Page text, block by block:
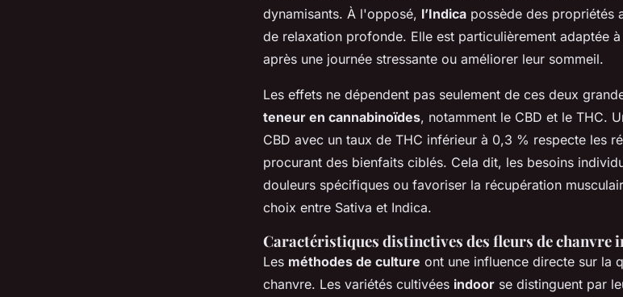
dynamisants. À l'opposé, l’Indica possède des propriétés
de relaxation profonde. Elle est particulièrement adaptée
après une journée stressante ou améliorer leur sommeil.
Les effets ne dépendent pas seulement de ces deux
teneur en cannabinoïdes, notamment le CBD et le THC.
CBD avec un taux de THC inférieur à 0,3 % respecte les
procurant des bienfaits ciblés. Cela dit, les besoins
douleurs spécifiques ou favoriser la récupération
choix entre Sativa et Indica.
Caractéristiques distinctives des fleurs de chanvre
Les méthodes de culture ont une influence directe sur la
chanvre. Les variétés cultivées indoor se distinguent par